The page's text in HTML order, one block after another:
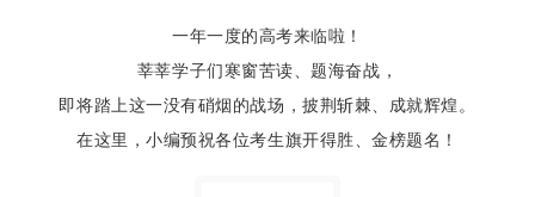
一年一度的高考来临啦！
莘莘学子们寒窗苦读、题海奋战，
即将踏上这一没有硝烟的战场，披荆斩棘、成就辉煌 。
在这里，小编预祝各位考生旗开得胜、金榜题名！